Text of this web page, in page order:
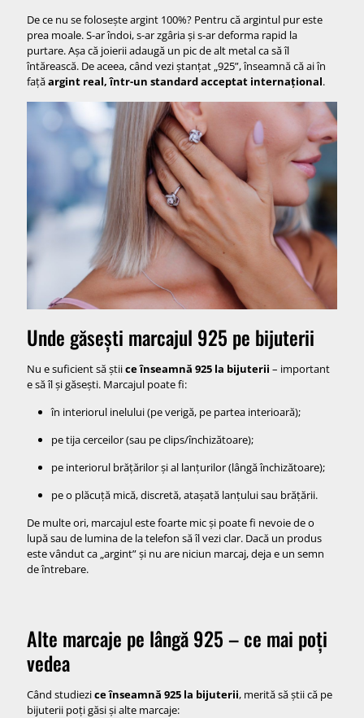
De ce nu se folosește argint 100%? Pentru că argintul pur este
prea moale. S-ar îndoi, s-ar zgâria și s-ar deforma rapid la
purtare. Așa că joierii adaugă un pic de alt metal ca să îl
întărească. De aceea, când vezi ștanțat „925”, înseamnă că ai în
fațăargint real, într-un standard acceptat internațional.
Unde găsești marcajul 925 pe bijuterii
Nu e suficient să știice înseamnă 925 la bijuterii – important
e să îl și găsești. Marcajul poate fi:
în interiorul inelului (pe verigă, pe partea interioară);
pe tija cerceilor (sau pe clips/închizătoare);
pe interiorul brățărilor și al lanțurilor (lângă închizătoare);
pe o plăcuță mică, discretă, atașată lanțului sau brățării.
De multe ori, marcajul este foarte mic și poate fi nevoie de o
lupă sau de lumina de la telefon să îl vezi clar. Dacă un produs
este vândut ca „argint” și nu are niciun marcaj, deja e un semn
de întrebare.
Alte marcaje pe lângă 925 – ce mai poți
vedea
Când studiezice înseamnă 925 la bijuterii, merită să știi că pe
bijuterii poți găsi și alte marcaje: